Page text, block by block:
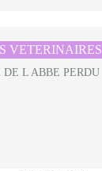
VETERINAIRES
DE L ABBE PERDU